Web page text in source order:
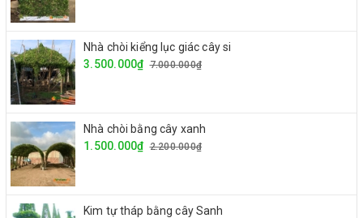
Nhà chòi kiểng lục giác cây si
3.500.000₫ 7.000.000₫
Nhà chòi bằng cây xanh
1.500.000₫ 2.200.000₫
Kim tự tháp bằng cây Sanh